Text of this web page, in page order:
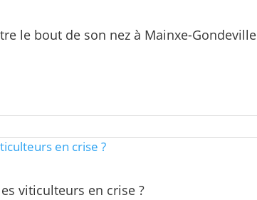
le bout de son nez à Mainxe-Gondeville
viticulteurs en crise ?